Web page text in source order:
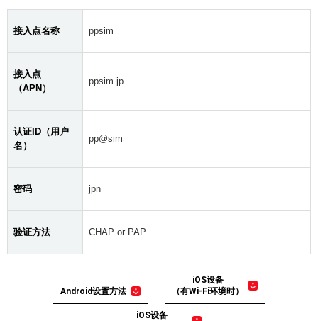
接入点名称 ppsim
接入点
（APN）
ppsim.jp
认证ID（用户
名）
pp@sim
密码 jpn
验证方法 CHAP or PAP
Android设置方法
iOS设备
（有Wi-Fi环境时）
iOS设备